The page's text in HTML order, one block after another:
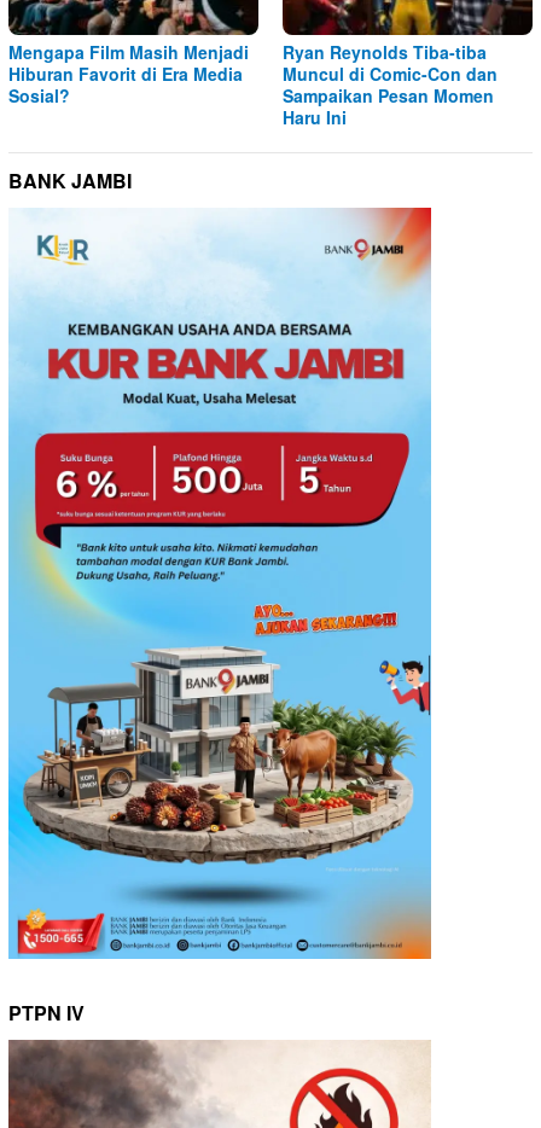
Mengapa Film Masih Menjadi
Hiburan Favorit di Era Media
Sosial?
Ryan Reynolds Tiba-tiba
Muncul di Comic-Con dan
Sampaikan Pesan Momen
Haru Ini
BANK JAMBI
PTPN IV